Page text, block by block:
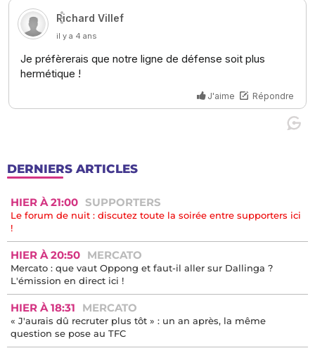
DERNIERS ARTICLES
HIER À 21:00 SUPPORTERS
Le forum de nuit : discutez toute la soirée entre supporters ici
!
HIER À 20:50 MERCATO
Mercato : que vaut Oppong et faut-il aller sur Dallinga ?
L'émission en direct ici !
HIER À 18:31 MERCATO
« J'aurais dû recruter plus tôt » : un an après, la même
question se pose au TFC